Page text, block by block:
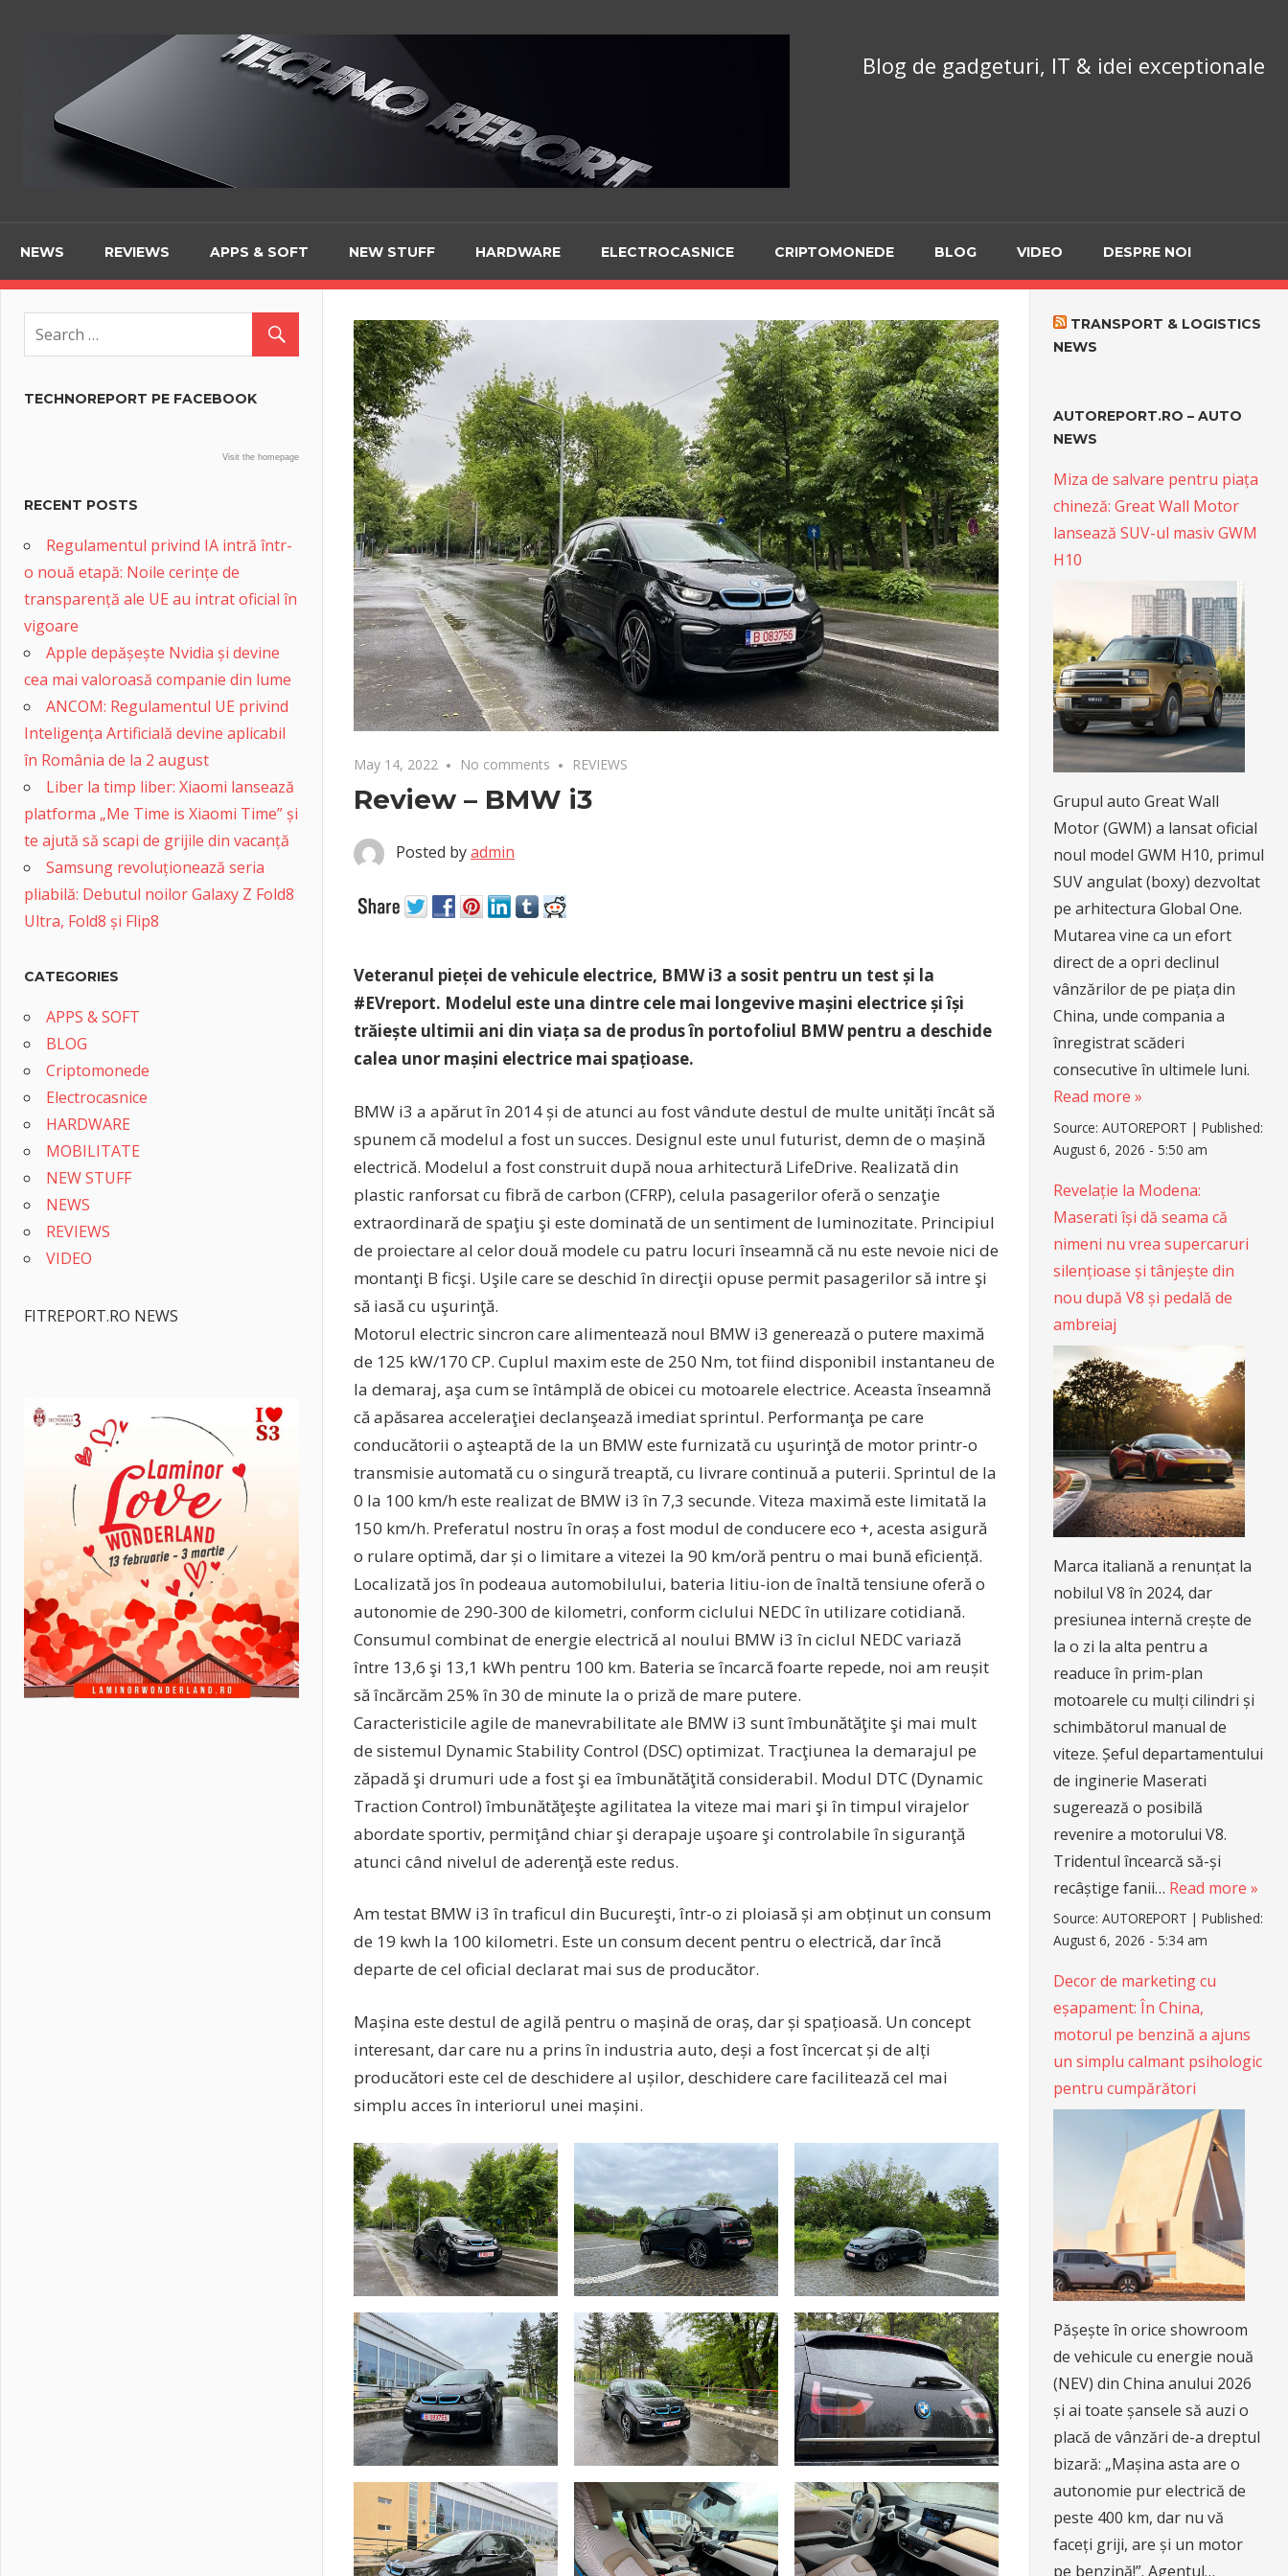
TechnoReport.ro
Blog de gadgeturi, IT & idei exceptionale
NEWS REVIEWS APPS & SOFT NEW STUFF HARDWARE ELECTROCASNICE CRIPTOMONEDE BLOG VIDEO DESPRE NOI
May 14, 2022 No comments REVIEWS
Review – BMW i3
Posted byadmin
Veteranul pieței de vehicule electrice, BMW i3 a sosit pentru un test și la
#EVreport. Modelul este una dintre cele mai longevive mașini electrice și își
trăiește ultimii ani din viața sa de produs în portofoliul BMW pentru a deschide
calea unor mașini electrice mai spațioase.
BMW i3 a apărut în 2014 și de atunci au fost vândute destul de multe unități încât să
spunem că modelul a fost un succes. Designul este unul futurist, demn de o mașină
electrică. Modelul a fost construit după noua arhitectură LifeDrive. Realizată din
plastic ranforsat cu fibră de carbon (CFRP), celula pasagerilor oferă o senzaţie
extraordinară de spaţiu şi este dominată de un sentiment de luminozitate. Principiul
de proiectare al celor două modele cu patru locuri înseamnă că nu este nevoie nici de
montanţi B ficşi. Uşile care se deschid în direcţii opuse permit pasagerilor să intre şi
să iasă cu uşurinţă.
Motorul electric sincron care alimentează noul BMW i3 generează o putere maximă
de 125 kW/170 CP. Cuplul maxim este de 250 Nm, tot fiind disponibil instantaneu de
la demaraj, aşa cum se întâmplă de obicei cu motoarele electrice. Aceasta înseamnă
că apăsarea acceleraţiei declanşează imediat sprintul. Performanţa pe care
conducătorii o aşteaptă de la un BMW este furnizată cu uşurinţă de motor printr-o
transmisie automată cu o singură treaptă, cu livrare continuă a puterii. Sprintul de la
0 la 100 km/h este realizat de BMW i3 în 7,3 secunde. Viteza maximă este limitată la
150 km/h. Preferatul nostru în oraș a fost modul de conducere eco +, acesta asigură
o rulare optimă, dar și o limitare a vitezei la 90 km/oră pentru o mai bună eficiență.
Localizată jos în podeaua automobilului, bateria litiu-ion de înaltă tensiune oferă o
autonomie de 290-300 de kilometri, conform ciclului NEDC în utilizare cotidiană.
Consumul combinat de energie electrică al noului BMW i3 în ciclul NEDC variază
între 13,6 şi 13,1 kWh pentru 100 km. Bateria se încarcă foarte repede, noi am reușit
să încărcăm 25% în 30 de minute la o priză de mare putere.
Caracteristicile agile de manevrabilitate ale BMW i3 sunt îmbunătăţite şi mai mult
de sistemul Dynamic Stability Control (DSC) optimizat. Tracţiunea la demarajul pe
zăpadă şi drumuri ude a fost şi ea îmbunătăţită considerabil. Modul DTC (Dynamic
Traction Control) îmbunătăţeşte agilitatea la viteze mai mari şi în timpul virajelor
abordate sportiv, permiţând chiar şi derapaje uşoare şi controlabile în siguranţă
atunci când nivelul de aderenţă este redus.
Am testat BMW i3 în traficul din Bucureşti, într-o zi ploiasă și am obținut un consum
de 19 kwh la 100 kilometri. Este un consum decent pentru o electrică, dar încă
departe de cel oficial declarat mai sus de producător.
Mașina este destul de agilă pentru o mașină de oraș, dar și spațioasă. Un concept
interesant, dar care nu a prins în industria auto, deși a fost încercat și de alți
producători este cel de deschidere al ușilor, deschidere care facilitează cel mai
simplu acces în interiorul unei mașini.
TECHNOREPORT PE FACEBOOK
Visit the homepage
RECENT POSTS
Regulamentul privind IA intră într-
o nouă etapă: Noile cerințe de
transparență ale UE au intrat oficial în
vigoare
Apple depășește Nvidia și devine
cea mai valoroasă companie din lume
ANCOM: Regulamentul UE privind
Inteligența Artificială devine aplicabil
în România de la 2 august
Liber la timp liber: Xiaomi lansează
platforma „Me Time is Xiaomi Time” și
te ajută să scapi de grijile din vacanță
Samsung revoluționează seria
pliabilă: Debutul noilor Galaxy Z Fold8
Ultra, Fold8 și Flip8
CATEGORIES
APPS & SOFT
BLOG
Criptomonede
Electrocasnice
HARDWARE
MOBILITATE
NEW STUFF
NEWS
REVIEWS
VIDEO
FITREPORT.RO NEWS
TRANSPORT & LOGISTICS
NEWS
AUTOREPORT.RO – AUTO
NEWS
Miza de salvare pentru piața
chineză: Great Wall Motor
lansează SUV-ul masiv GWM
H10
Grupul auto Great Wall
Motor (GWM) a lansat oficial
noul model GWM H10, primul
SUV angulat (boxy) dezvoltat
pe arhitectura Global One.
Mutarea vine ca un efort
direct de a opri declinul
vânzărilor de pe piața din
China, unde compania a
înregistrat scăderi
consecutive în ultimele luni.
Read more »
Source:AUTOREPORT |Published:
August 6, 2026 - 5:50 am
Revelație la Modena:
Maserati își dă seama că
nimeni nu vrea supercaruri
silențioase și tânjește din
nou după V8 și pedală de
ambreiaj
Marca italiană a renunțat la
nobilul V8 în 2024, dar
presiunea internă crește de
la o zi la alta pentru a
readuce în prim-plan
motoarele cu mulți cilindri și
schimbătorul manual de
viteze. Șeful departamentului
de inginerie Maserati
sugerează o posibilă
revenire a motorului V8.
Tridentul încearcă să-și
recâștige fanii… Read more »
Source:AUTOREPORT |Published:
August 6, 2026 - 5:34 am
Decor de marketing cu
eșapament: În China,
motorul pe benzină a ajuns
un simplu calmant psihologic
pentru cumpărători
Pășește în orice showroom
de vehicule cu energie nouă
(NEV) din China anului 2026
și ai toate șansele să auzi o
placă de vânzări de-a dreptul
bizară: „Mașina asta are o
autonomie pur electrică de
peste 400 km, dar nu vă
faceți griji, are și un motor
pe benzină!”. Agentul…